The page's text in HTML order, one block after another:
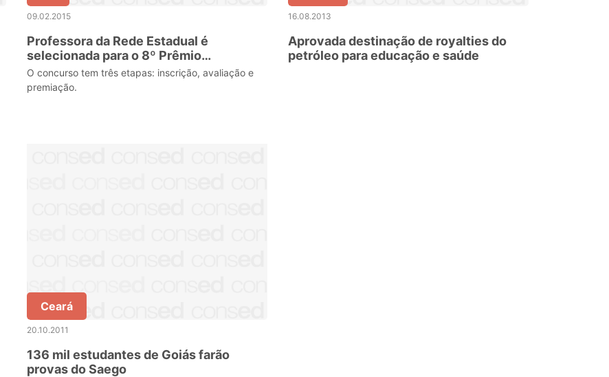
09.02.2015
Professora da Rede Estadual é
selecionada para o 8º Prêmio
Professores do Brasil
O concurso tem três etapas: inscrição, avaliação e
premiação.
16.08.2013
Aprovada destinação de royalties do
petróleo para educação e saúde
Ceará
20.10.2011
136 mil estudantes de Goiás farão
provas do Saego